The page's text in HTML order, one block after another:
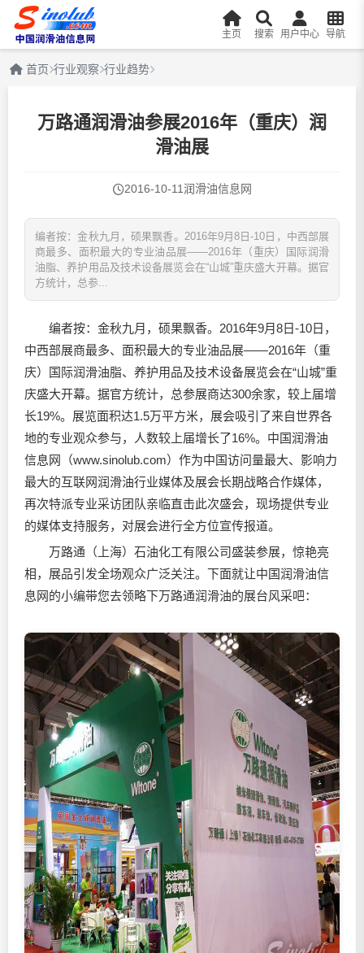
主页 搜索 用户中心 导航
首页 行业观察 行业趋势
万路通润滑油参展2016年（重庆）润
滑油展
2016-10-11润滑油信息网
编者按：金秋九月，硕果飘香。2016年9月8日-10日，中西部展
商最多、面积最大的专业油品展——2016年（重庆）国际润滑
油脂、养护用品及技术设备展览会在“山城”重庆盛大开幕。据官
方统计，总参...
编者按：金秋九月，硕果飘香。2016年9月8日-10日，
中西部展商最多、面积最大的专业油品展——2016年（重
庆）国际润滑油脂、养护用品及技术设备展览会在“山城”重
庆盛大开幕。据官方统计，总参展商达300余家，较上届增
长19%。展览面积达1.5万平方米，展会吸引了来自世界各
地的专业观众参与，人数较上届增长了16%。中国润滑油
信息网（www.sinolub.com）作为中国访问量最大、影响力
最大的互联网润滑油行业媒体及展会长期战略合作媒体，
再次特派专业采访团队亲临直击此次盛会，现场提供专业
的媒体支持服务，对展会进行全方位宣传报道。
万路通（上海）石油化工有限公司盛装参展，惊艳亮
相，展品引发全场观众广泛关注。下面就让中国润滑油信
息网的小编带您去领略下万路通润滑油的展台风采吧：